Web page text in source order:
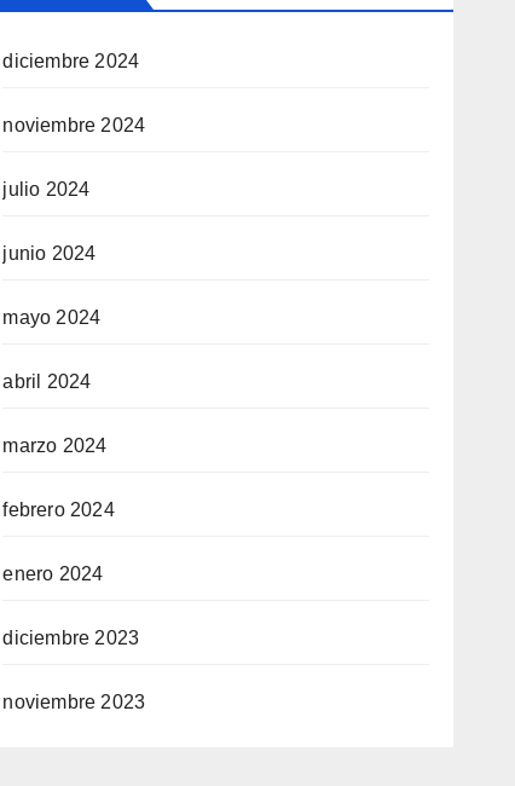
diciembre 2024
noviembre 2024
julio 2024
junio 2024
mayo 2024
abril 2024
marzo 2024
febrero 2024
enero 2024
diciembre 2023
noviembre 2023